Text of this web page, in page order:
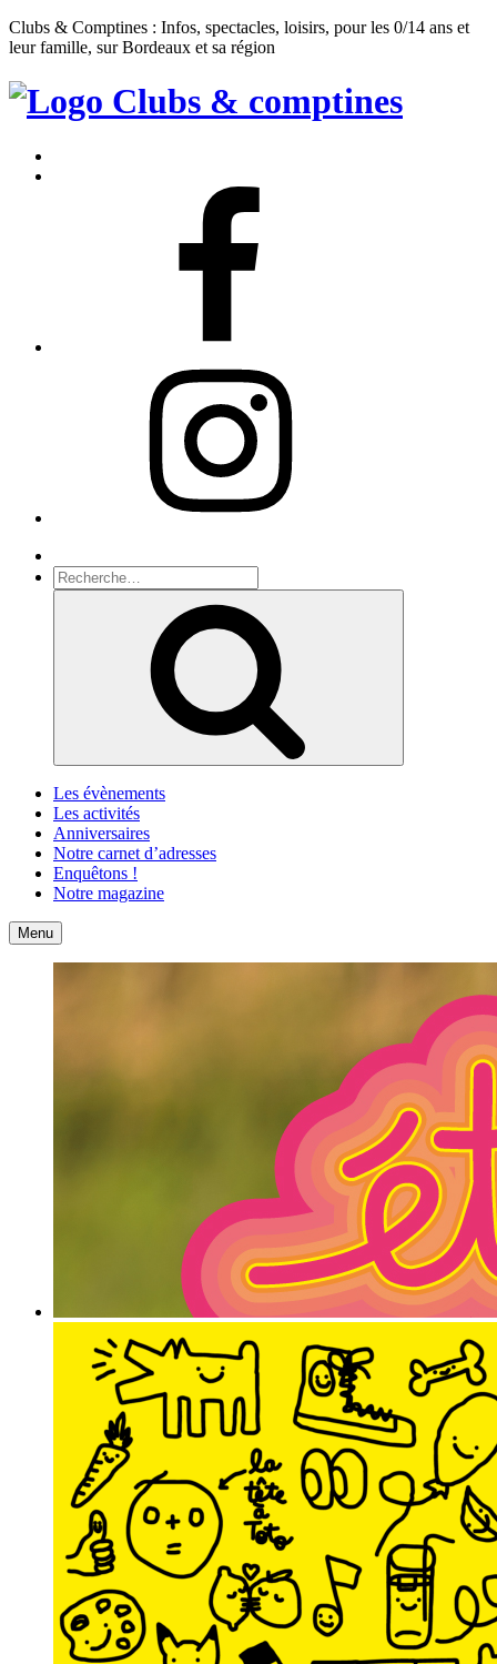
Clubs & Comptines : Infos, spectacles, loisirs, pour les 0/14 ans et
leur famille, sur Bordeaux et sa région
Clubs
Comptines
Recherche
pour
Les évènements
Les activités
Anniversaires
Notre carnet d’adresses
Enquêtons !
Notre magazine
Accueil
Menu Contact